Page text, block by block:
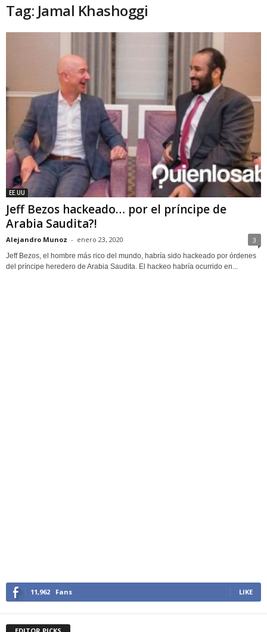
Tag: Jamal Khashoggi
EE.UU
Jeff Bezos hackeado… por el príncipe de
Arabia Saudita?!
Alejandro Munoz - enero 23, 2020 3
Jeff Bezos, el hombre más rico del mundo, habría sido hackeado por órdenes
del príncipe heredero de Arabia Saudita. El hackeo habría ocurrido en...
11,962 Fans LIKE